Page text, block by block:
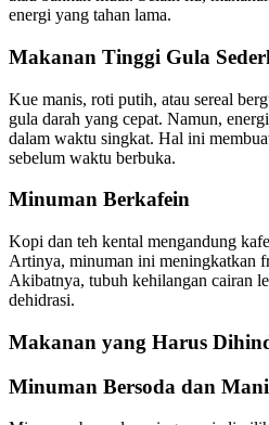
energi yang tahan lama.
Makanan Tinggi Gula
Kue manis, roti putih, atau sereal
gula darah yang cepat. Namun,
dalam waktu singkat. Hal ini
sebelum waktu berbuka.
Minuman Berkafein
Kopi dan teh kental mengandung
Artinya, minuman ini meningkatkan
Akibatnya, tubuh kehilangan cairan
dehidrasi.
Makanan yang Harus
Minuman Bersoda dan